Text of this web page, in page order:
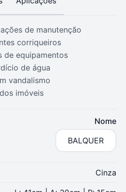
de manutenção
corriqueiros
de equipamentos
de água
vandalismo
imóveis
Nome
BALQUER
Cinza